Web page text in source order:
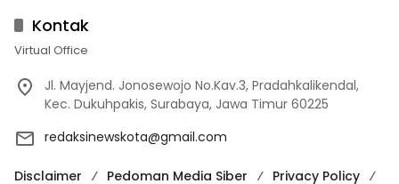
Kontak
Virtual Office
Jl. Mayjend. Jonosewojo No.Kav.3, Pradahkalikendal,
Kec. Dukuhpakis, Surabaya, Jawa Timur 60225
redaksinewskota@gmail.com
Disclaimer Pedoman Media Siber Privacy Policy